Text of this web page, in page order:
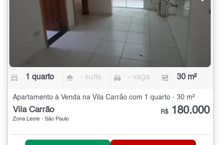
1 quarto - suíte - vaga 30 m²
Apartamento à Venda na Vila Carrão com 1 quarto - 30 m²
Vila Carrão
Zona Leste - São Paulo
R$ 180.000